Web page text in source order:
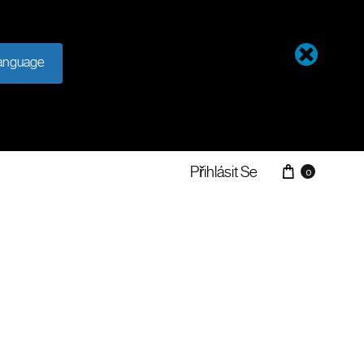
Přihlásit Se 0